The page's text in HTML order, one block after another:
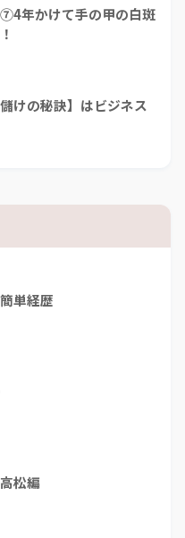
年かけて手の甲の白斑
けの秘訣】はビジネス
単経歴
松編